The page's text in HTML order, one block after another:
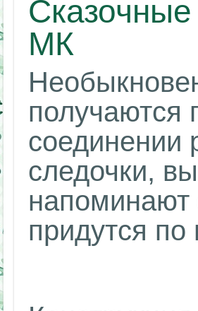
Сказочные
МК
получаются
соединении
следочки,
напоминают
придутся